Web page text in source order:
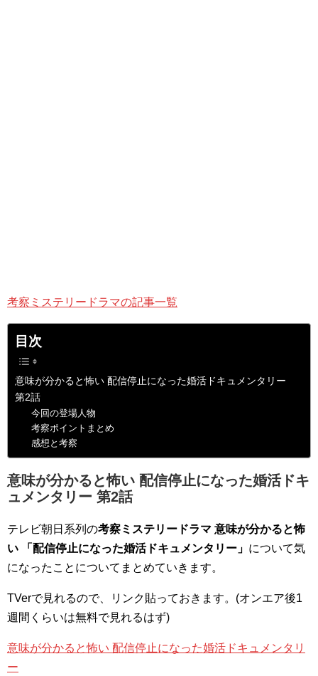
考察ミステリードラマの記事一覧
目次
意味が分かると怖い 配信停止になった婚活ドキュメンタリー
第2話
今回の登場人物
考察ポイントまとめ
感想と考察
意味が分かると怖い 配信停止になった婚活ドキ
ュメンタリー 第2話
テレビ朝日系列の考察ミステリードラマ 意味が分かると怖
い 「配信停止になった婚活ドキュメンタリー」 について気
になったことについてまとめていきます。
TVerで見れるので、リンク貼っておきます。(オンエア後1
週間くらいは無料で見れるはず)
意味が分かると怖い 配信停止になった婚活ドキュメンタリ
ー